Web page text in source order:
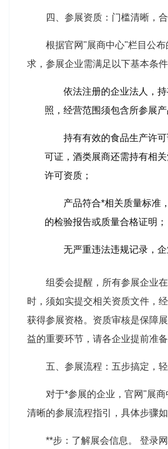
四、参展资质：门槛清晰，
根据官网"展商中心"栏目公
求，参展企业需满足以下基本条件
依法注册的企业法人，
照，经营范围须包含所参展产
持有有效的食品生产许
可证，酒类展商还需持有相
许可资质；
产品符合*相关质量标准
的检验报告或质量合格证明；
无严重违法违规记录，企
组委会提醒，所有参展企业
时，须如实提交相关资质文件，
获得参展资格。资质审核是保障
益的重要环节，请各企业提前准备
五、参展流程：五步搞定，
对于*参展的企业，官网"展
清晰的参展流程指引，具体步骤如
**步：了解展会信息。 登录